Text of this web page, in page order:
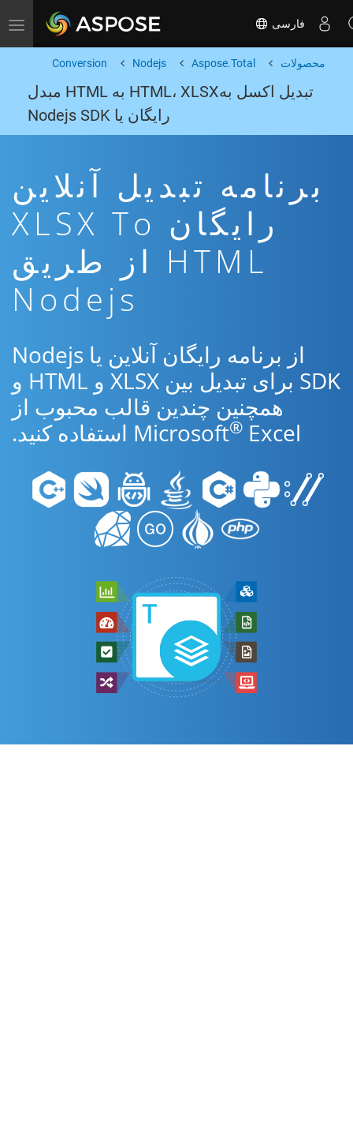
Toggle navigation فارسی
محصولات Aspose.Total
Nodejs
Conversion
تبدیل اکسل بهHTML، XLSX به HTML مبدل
رایگان یا Nodejs SDK
برنامه تبدیل آنلاین
رایگان XLSX To
HTML از طریق
Nodejs
از برنامه رایگان آنلاین یا Nodejs
SDK برای تبدیل بین XLSX و HTML و
همچنین چندین قالب محبوب از
Microsoft® Excel استفاده کنید.